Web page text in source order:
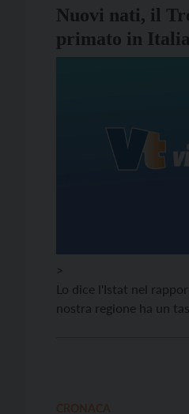
Nuovi nati, il
primato in Italia
>
Lo dice l'Istat nel
nostra regione ha un